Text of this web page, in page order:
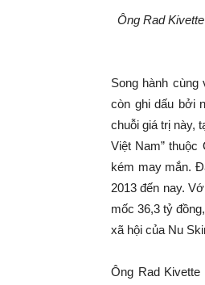
Ông Rad
Song hành cùng
còn ghi dấu bởi
chuỗi giá trị này,
Việt Nam” thuộc
kém may mắn.
2013 đến nay.
mốc 36,3 tỷ
xã hội của Nu
Ông Rad